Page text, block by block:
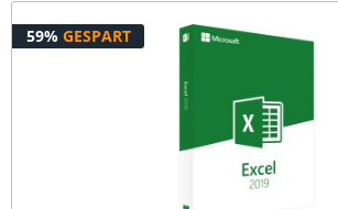
59% GESPART